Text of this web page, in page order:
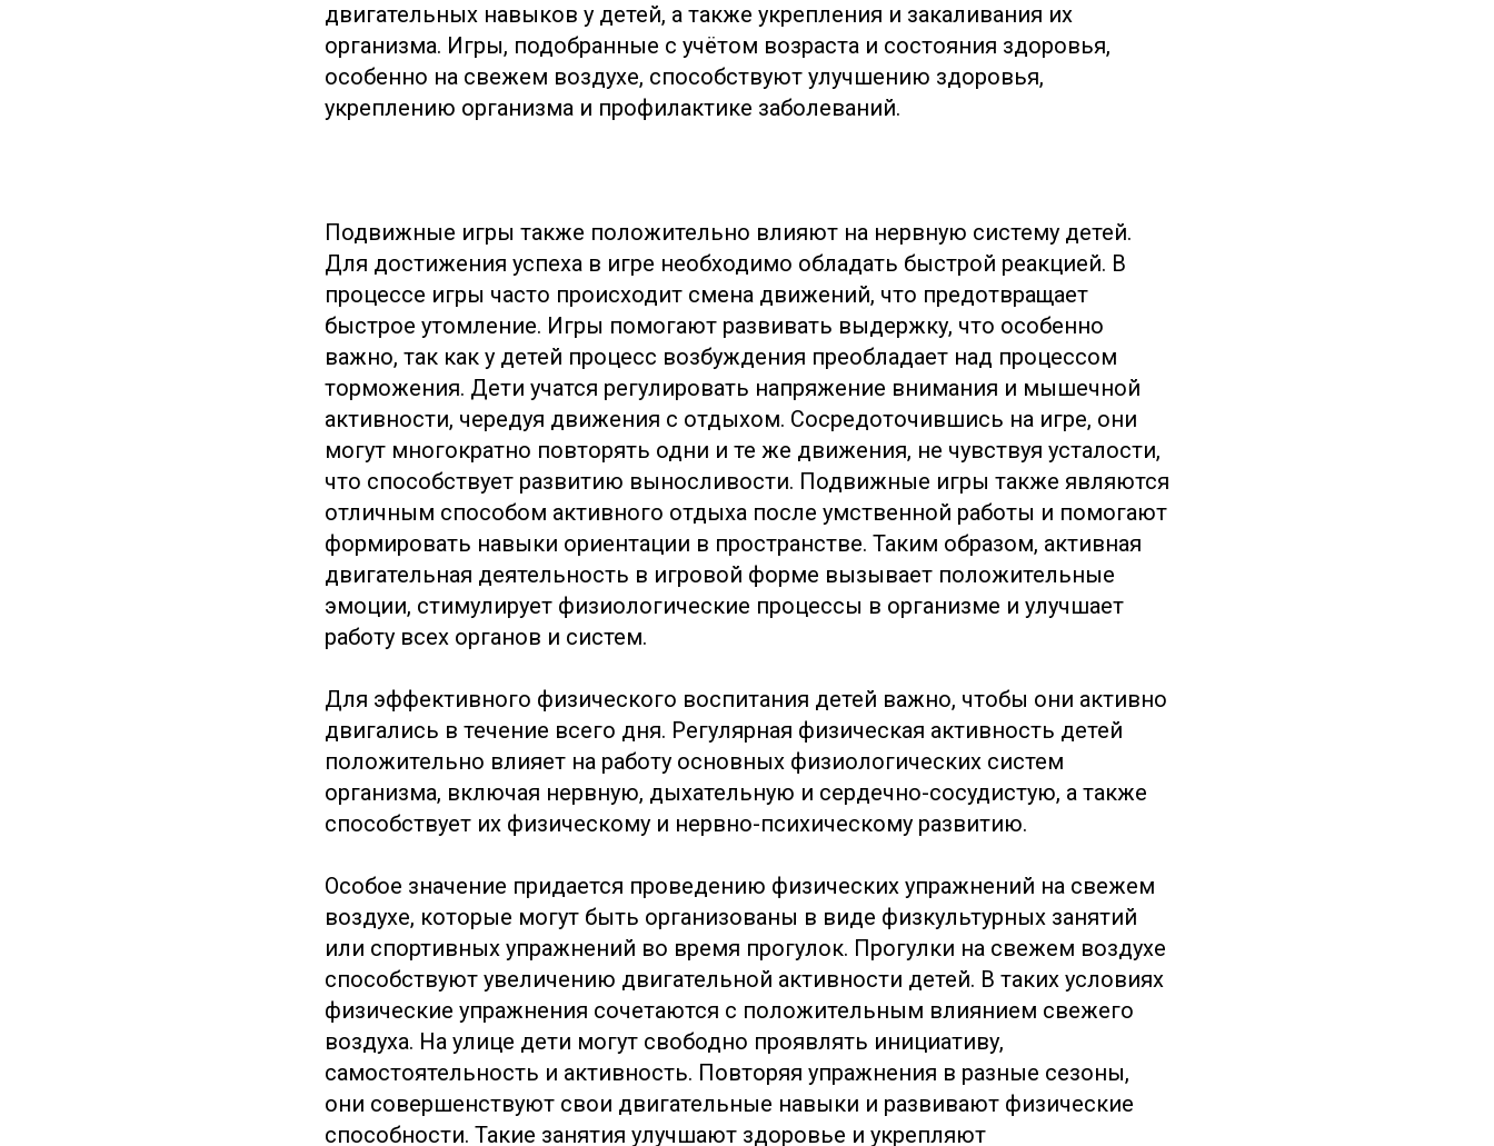
двигательных навыков у детей, а также укрепления и закаливания их
организма. Игры, подобранные с учётом возраста и состояния здоровья,
особенно на свежем воздухе, способствуют улучшению здоровья,
укреплению организма и профилактике заболеваний.
Подвижные игры также положительно влияют на нервную систему детей.
Для достижения успеха в игре необходимо обладать быстрой реакцией. В
процессе игры часто происходит смена движений, что предотвращает
быстрое утомление. Игры помогают развивать выдержку, что особенно
важно, так как у детей процесс возбуждения преобладает над процессом
торможения. Дети учатся регулировать напряжение внимания и мышечной
активности, чередуя движения с отдыхом. Сосредоточившись на игре, они
могут многократно повторять одни и те же движения, не чувствуя усталости,
что способствует развитию выносливости. Подвижные игры также являются
отличным способом активного отдыха после умственной работы и помогают
формировать навыки ориентации в пространстве. Таким образом, активная
двигательная деятельность в игровой форме вызывает положительные
эмоции, стимулирует физиологические процессы в организме и улучшает
работу всех органов и систем.
Для эффективного физического воспитания детей важно, чтобы они активно
двигались в течение всего дня. Регулярная физическая активность детей
положительно влияет на работу основных физиологических систем
организма, включая нервную, дыхательную и сердечно-сосудистую, а также
способствует их физическому и нервно-психическому развитию.
Особое значение придается проведению физических упражнений на свежем
воздухе, которые могут быть организованы в виде физкультурных занятий
или спортивных упражнений во время прогулок. Прогулки на свежем воздухе
способствуют увеличению двигательной активности детей. В таких условиях
физические упражнения сочетаются с положительным влиянием свежего
воздуха. На улице дети могут свободно проявлять инициативу,
самостоятельность и активность. Повторяя упражнения в разные сезоны,
они совершенствуют свои двигательные навыки и развивают физические
способности. Такие занятия улучшают здоровье и укрепляют